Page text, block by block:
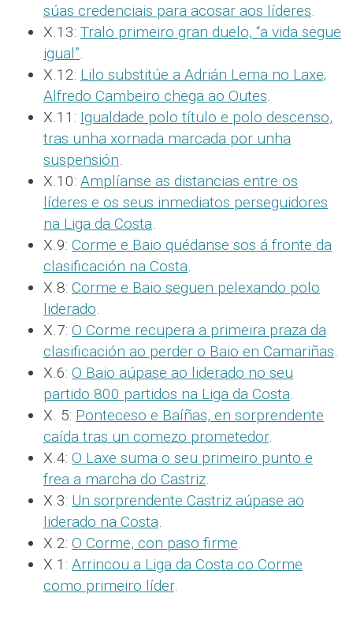
súas credenciais para acosar aos líderes.
X.13: Tralo primeiro gran duelo, “a vida segue
igual”.
X.12: Lilo substitúe a Adrián Lema no Laxe;
Alfredo Cambeiro chega ao Outes.
X.11: Igualdade polo título e polo descenso,
tras unha xornada marcada por unha
suspensión.
X.10: Amplíanse as distancias entre os
líderes e os seus inmediatos perseguidores
na Liga da Costa.
X.9: Corme e Baio quédanse sos á fronte da
clasificación na Costa.
X.8: Corme e Baio seguen pelexando polo
liderado.
X.7: O Corme recupera a primeira praza da
clasificación ao perder o Baio en Camariñas.
X.6: O Baio aúpase ao liderado no seu
partido 800 partidos na Liga da Costa.
X. 5: Ponteceso e Baíñas, en sorprendente
caída tras un comezo prometedor.
X.4: O Laxe suma o seu primeiro punto e
frea a marcha do Castriz.
X.3: Un sorprendente Castriz aúpase ao
liderado na Costa.
X.2: O Corme, con paso firme.
X.1: Arrincou a Liga da Costa co Corme
como primeiro líder.